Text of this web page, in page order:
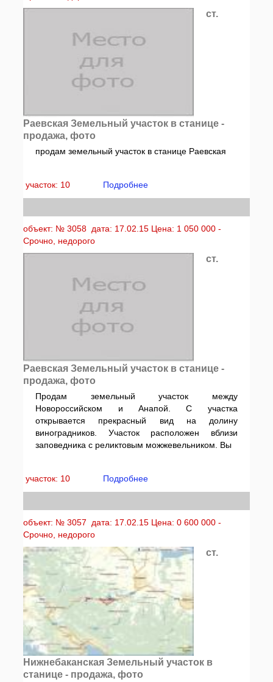
ст.
Раевская Земельный участок в станице -
продажа, фото
продам земельный участок в станице Раевская
участок: 10 Подробнее
объект: № 3058 дата: 17.02.15 Цена: 1 050 000 -
Срочно, недорого
ст.
Раевская Земельный участок в станице -
продажа, фото
Продам земельный участок между
Новороссийском и Анапой. С участка
открывается прекрасный вид на долину
виноградников. Участок расположен вблизи
заповедника с реликтовым можжевельником. Вы
участок: 10 Подробнее
объект: № 3057 дата: 17.02.15 Цена: 0 600 000 -
Срочно, недорого
ст.
Нижнебаканская Земельный участок в
станице - продажа, фото